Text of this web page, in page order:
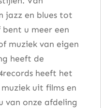
jazz en blues tot
bent u meer een
muziek van eigen
heeft de
heeft het
uit films en
van onze afdeling